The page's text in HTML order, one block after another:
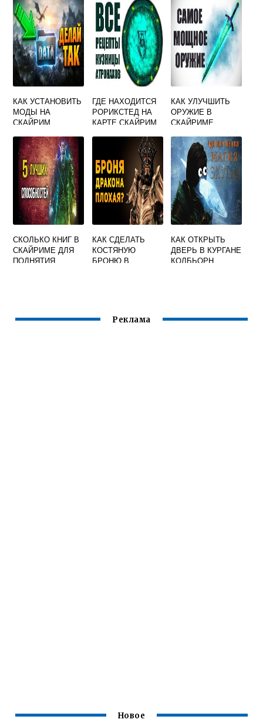
КАК УСТАНОВИТЬ
МОДЫ НА
СКАЙРИМ
EDITION
ГДЕ НАХОДИТСЯ
РОРИКСТЕД НА
КАРТЕ СКАЙРИМ
КАК УЛУЧШИТЬ
ОРУЖИЕ В
СКАЙРИМЕ
СКОЛЬКО КНИГ В
СКАЙРИМЕ ДЛЯ
ПОДНЯТИЯ
КАК СДЕЛАТЬ
КОСТЯНУЮ
БРОНЮ В
КАК ОТКРЫТЬ
ДВЕРЬ В КУРГАНЕ
КОЛБЬОРН
Реклама
Новое